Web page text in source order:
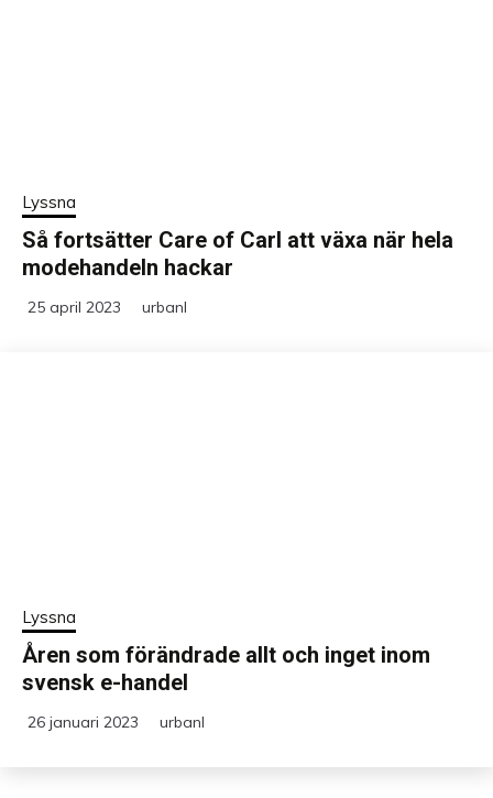
Lyssna
Så fortsätter Care of Carl att växa när hela
modehandeln hackar
25 april 2023 urbanl
Lyssna
Åren som förändrade allt och inget inom
svensk e-handel
26 januari 2023 urbanl